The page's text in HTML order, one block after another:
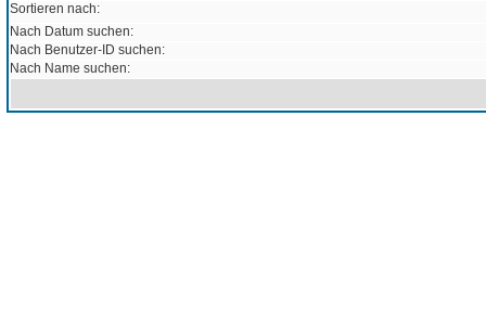
Sortieren nach:
Nach Datum suchen:
Nach Benutzer-ID suchen:
Nach Name suchen: